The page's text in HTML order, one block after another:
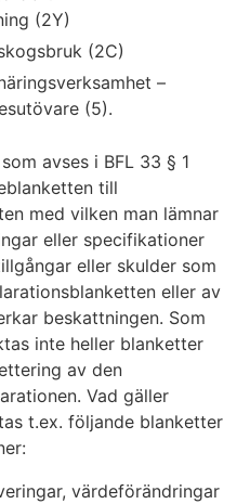
(2Y)
(2C)
–
(5).
avses i BFL 33 § 1
till
med vilken man lämnar
eller specifikationer
eller skulder som
eller av
beskattningen. Som
inte heller blanketter
av den
Vad gäller
t.ex. följande blanketter
värdeförändringar